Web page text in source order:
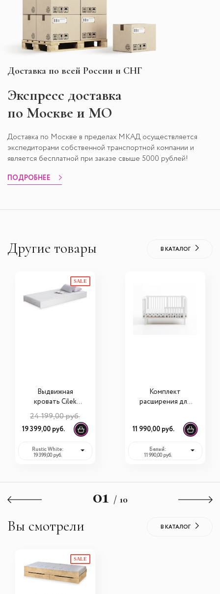
Доставка по всей России и СНГ
Экспресс доставка
по Москве и МО
Доставка по Москве в пределах МКАД осуществляется
экспедиторами собственной транспортной компании и
является бесплатной при заказе свыше 5000 рублей!
ПОДРОБНЕЕ
Другие товары В КАТАЛОГ
SALE
Выдвижная
кровать Cilek
Rustic White Pull
Out Bed (100x200
Cm) 20.72.1320.00
24 199,00 руб.
19 399,00 руб.
Rustic White:
19 399,00 руб.
Комплект
расширения для
11 990,00 руб.
Белый:
11 990,00 руб.
01 / 10
Вы смотрели В КАТАЛОГ
SALE